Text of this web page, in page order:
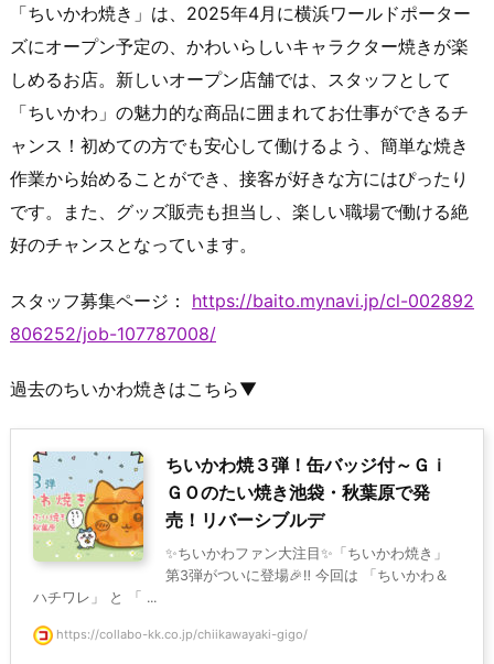
「ちいかわ焼き」は、2025年4月に横浜ワールドポーター
ズにオープン予定の、かわいらしいキャラクター焼きが楽
しめるお店。新しいオープン店舗では、スタッフとして
「ちいかわ」の魅力的な商品に囲まれてお仕事ができるチ
ャンス！初めての方でも安心して働けるよう、簡単な焼き
作業から始めることができ、接客が好きな方にはぴったり
です。また、グッズ販売も担当し、楽しい職場で働ける絶
好のチャンスとなっています。
スタッフ募集ページ：
https://baito.mynavi.jp/cl-002892
806252/job-107787008/
過去のちいかわ焼きはこちら▼
ちいかわ焼３弾！缶バッジ付～Ｇｉ
ＧＯのたい焼き池袋・秋葉原で発
売！リバーシブルデ
✨ちいかわファン大注目✨「ちいかわ焼き」
第3弾がついに登場🎉‼ 今回は 「ちいかわ＆
ハチワレ」 と 「 ...
https://collabo-kk.co.jp/chiikawayaki-gigo/